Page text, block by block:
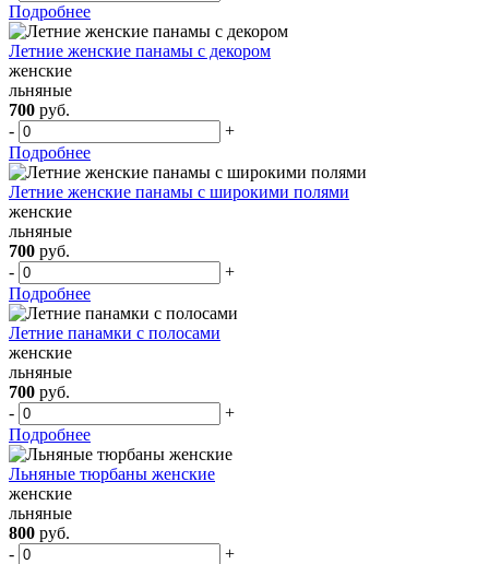
Подробнее
Летние женские панамы с декором
женские
льняные
700 руб.
-
+
Подробнее
Летние женские панамы с широкими полями
женские
льняные
700 руб.
-
+
Подробнее
Летние панамки с полосами
женские
льняные
700 руб.
-
+
Подробнее
Льняные тюрбаны женские
женские
льняные
800 руб.
-
+